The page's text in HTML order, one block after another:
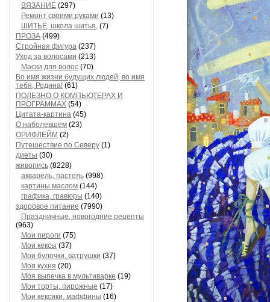
ВЯЗАНИЕ (297)
Ремонт своими руками (13)
ШИТЬЁ, школа шитья, (7)
ПРОЗА (499)
Стройная фигура (237)
Уход за волосами (213)
Маски для волос (70)
Во имя жизни будущих людей, во имя
тебя, Родина! (61)
ПОЛЕЗНО О КОМПЬЮТЕРАХ И
ПРОГРАММАХ (54)
Цитата-картина (45)
О наболевшем (23)
ОРИФЛЕЙМ (2)
Путешествие по Северу (1)
диеты (30)
живопись (8228)
акварель, пастель (998)
картины маслом (144)
графика, гравюры (140)
здоровое питание (7990)
Праздничные, новогодние рецепты
(963)
Мои пироги (75)
Мои кексы (37)
Мои булочки, ватрушки (37)
Моя кухня (20)
Моя выпечка в мультиварке (19)
Мои торты, пирожные (17)
Мои кексики, маффины (16)